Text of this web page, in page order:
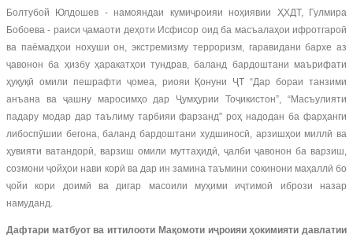
Болтубой Юлдошев - намояндаи кумиҷроияи ноҳиявии ҲХДТ, Гулмира
Бобоева - раиси ҷамаоти деҳоти Исфисор оид ба масъалаҳои ифротгароӣ
ва паёмадҳои нохуши он, экстремизму терроризм, гаравидани бархе аз
ҷавонон ба ҳизбу ҳаракатҳои тундрав, баланд бардоштани маърифати
ҳуқуқӣ омили пешрафти ҷомеа, риояи Қонуни ҶТ “Дар бораи танзими
анъана ва ҷашну маросимҳо дар Ҷумҳурии Тоҷикистон”, “Масъулияти
падару модар дар таълиму тарбияи фарзанд” роҳ надодан ба фарҳанги
либоспӯшии бегона, баланд бардоштани худшиносӣ, арзишҳои миллӣ ва
ҳувияти ватандорӣ, варзиш омили муттаҳидӣ, ҷалби ҷавонон ба варзиш,
созмони ҷойҳои нави корӣ ва дар ин замина таъмини сокинони маҳаллӣ бо
ҷойи кори доимӣ ва дигар масоили муҳими иҷтимоӣ ибрози назар
намуданд.
Дафтари матбуот ва иттилооти Мақомоти иҷроияи ҳокимияти давлатии